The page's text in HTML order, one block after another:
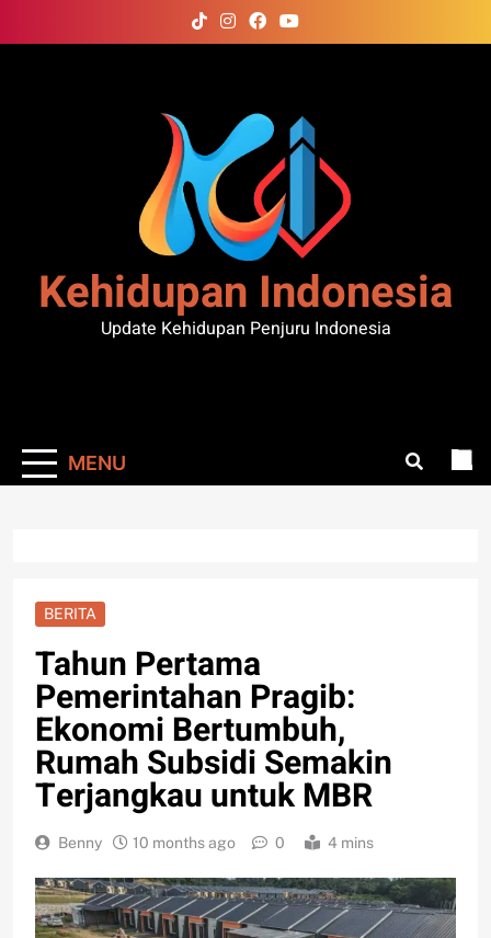
to
Kehidupan Indonesia
Update Kehidupan Penjuru Indonesia
MENU
BERITA
Tahun Pertama
Pemerintahan Pragib:
Ekonomi Bertumbuh,
Rumah Subsidi Semakin
Terjangkau untuk MBR
Benny 10 months ago 0 4 mins